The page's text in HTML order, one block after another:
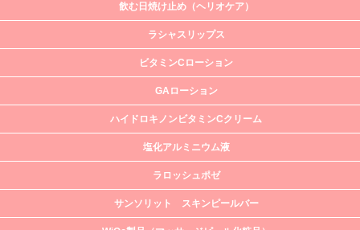
飲む日焼け止め（ヘリオケア）
ラシャスリップス
ビタミンCローション
GAローション
ハイドロキノンビタミンCクリーム
塩化アルミニウム液
ラロッシュポゼ
サンソリット スキンピールバー